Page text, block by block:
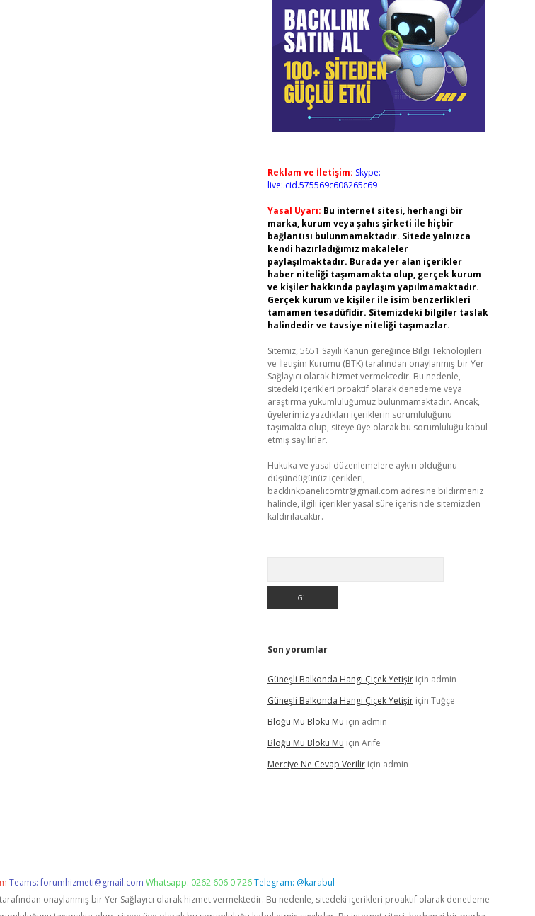
Reklam ve İletişim: Skype:
live:.cid.575569c608265c69
Yasal Uyarı: Bu internet sitesi, herhangi bir
marka, kurum veya şahıs şirketi ile hiçbir
bağlantısı bulunmamaktadır. Sitede yalnızca
kendi hazırladığımız makaleler
paylaşılmaktadır. Burada yer alan içerikler
haber niteliği taşımamakta olup, gerçek kurum
ve kişiler hakkında paylaşım yapılmamaktadır.
Gerçek kurum ve kişiler ile isim benzerlikleri
tamamen tesadüfidir. Sitemizdeki bilgiler taslak
halindedir ve tavsiye niteliği taşımazlar.
Sitemiz, 5651 Sayılı Kanun gereğince Bilgi Teknolojileri
ve İletişim Kurumu (BTK) tarafından onaylanmış bir Yer
Sağlayıcı olarak hizmet vermektedir. Bu nedenle,
sitedeki içerikleri proaktif olarak denetleme veya
araştırma yükümlülüğümüz bulunmamaktadır. Ancak,
üyelerimiz yazdıkları içeriklerin sorumluluğunu
taşımakta olup, siteye üye olarak bu sorumluluğu kabul
etmiş sayılırlar.
Hukuka ve yasal düzenlemelere aykırı olduğunu
düşündüğünüz içerikleri,
backlinkpanelicomtr@gmail.com adresine bildirmeniz
halinde, ilgili içerikler yasal süre içerisinde sitemizden
kaldırılacaktır.
Son yorumlar
Güneşli Balkonda Hangi Çiçek Yetişiriçin admin
Güneşli Balkonda Hangi Çiçek Yetişiriçin Tuğçe
Bloğu Mu Bloku Mu için admin
Bloğu Mu Bloku Mu için Arife
Merciye Ne Cevap Veriliriçin admin
Teams:forumhizmeti@gmail.com Whatsapp: 0262 606 0 726Telegram: @karabul
onaylanmış bir Yer Sağlayıcı olarak hizmet vermektedir. Bu nedenle, sitedeki içerikleri proaktif olarak denetleme